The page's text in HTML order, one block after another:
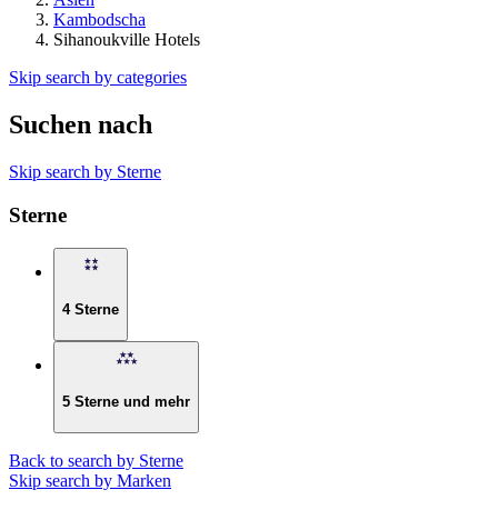
Kambodscha
Sihanoukville Hotels
Skip search by categories
Suchen nach
Skip search by Sterne
Sterne
4 Sterne
5 Sterne und mehr
Back to search by Sterne
Skip search by Marken